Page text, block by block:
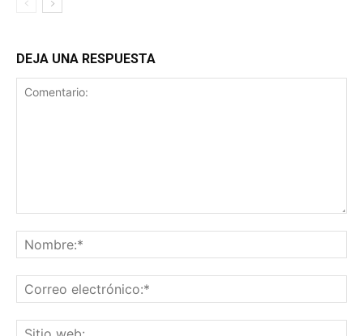
DEJA UNA RESPUESTA